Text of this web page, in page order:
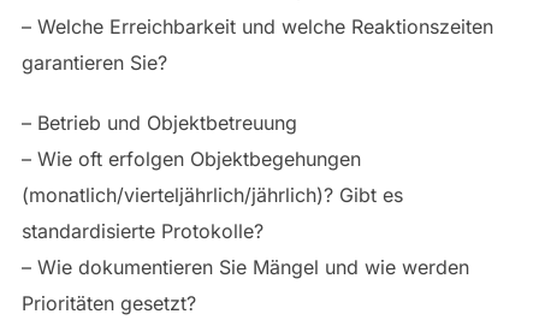
– Welche Erreichbarkeit und welche Reaktionszeiten
garantieren Sie?
– Betrieb und Objektbetreuung
– Wie oft erfolgen Objektbegehungen
(monatlich/vierteljährlich/jährlich)? Gibt es
standardisierte Protokolle?
– Wie dokumentieren Sie Mängel und wie werden
Prioritäten gesetzt?